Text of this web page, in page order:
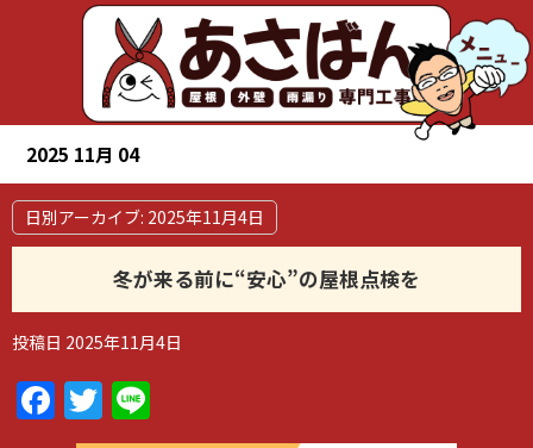
2025 11月 04
日別アーカイブ: 2025年11月4日
冬が来る前に“安心”の屋根点検を
投稿日 2025年11月4日
Facebook
Twitter